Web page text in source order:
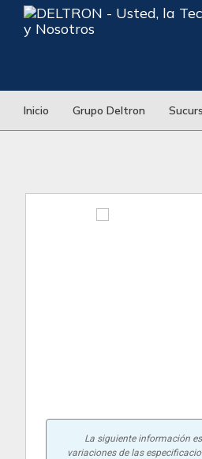
Inicio Grupo Deltron
La siguiente información
variaciones de las